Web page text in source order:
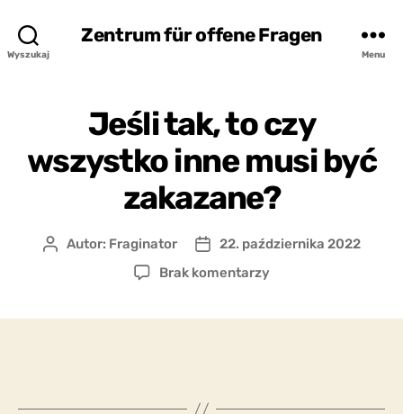
Wyszukaj
Zentrum für offene Fragen
Menu
Jeśli tak, to czy
wszystko inne musi być
zakazane?
AutorAutor: Fraginator
Data
wpisu
22. października 2022
Brak komentarzydo
musi